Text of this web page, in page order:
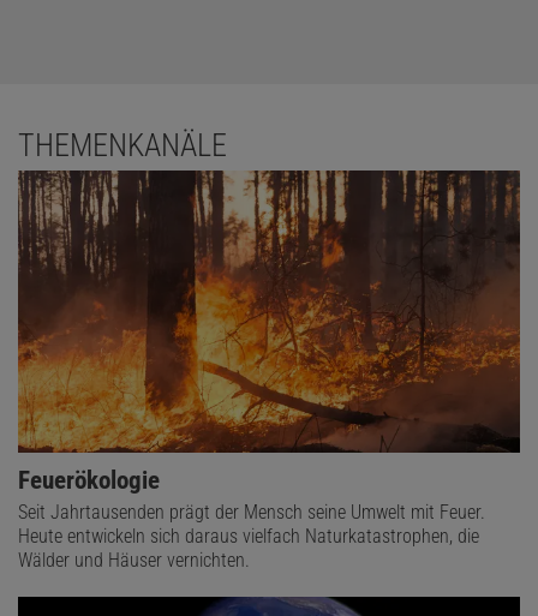
THEMENKANÄLE
Feuerökologie
Seit Jahrtausenden prägt der Mensch seine Umwelt mit Feuer.
Heute entwickeln sich daraus vielfach Naturkatastrophen, die
Wälder und Häuser vernichten.